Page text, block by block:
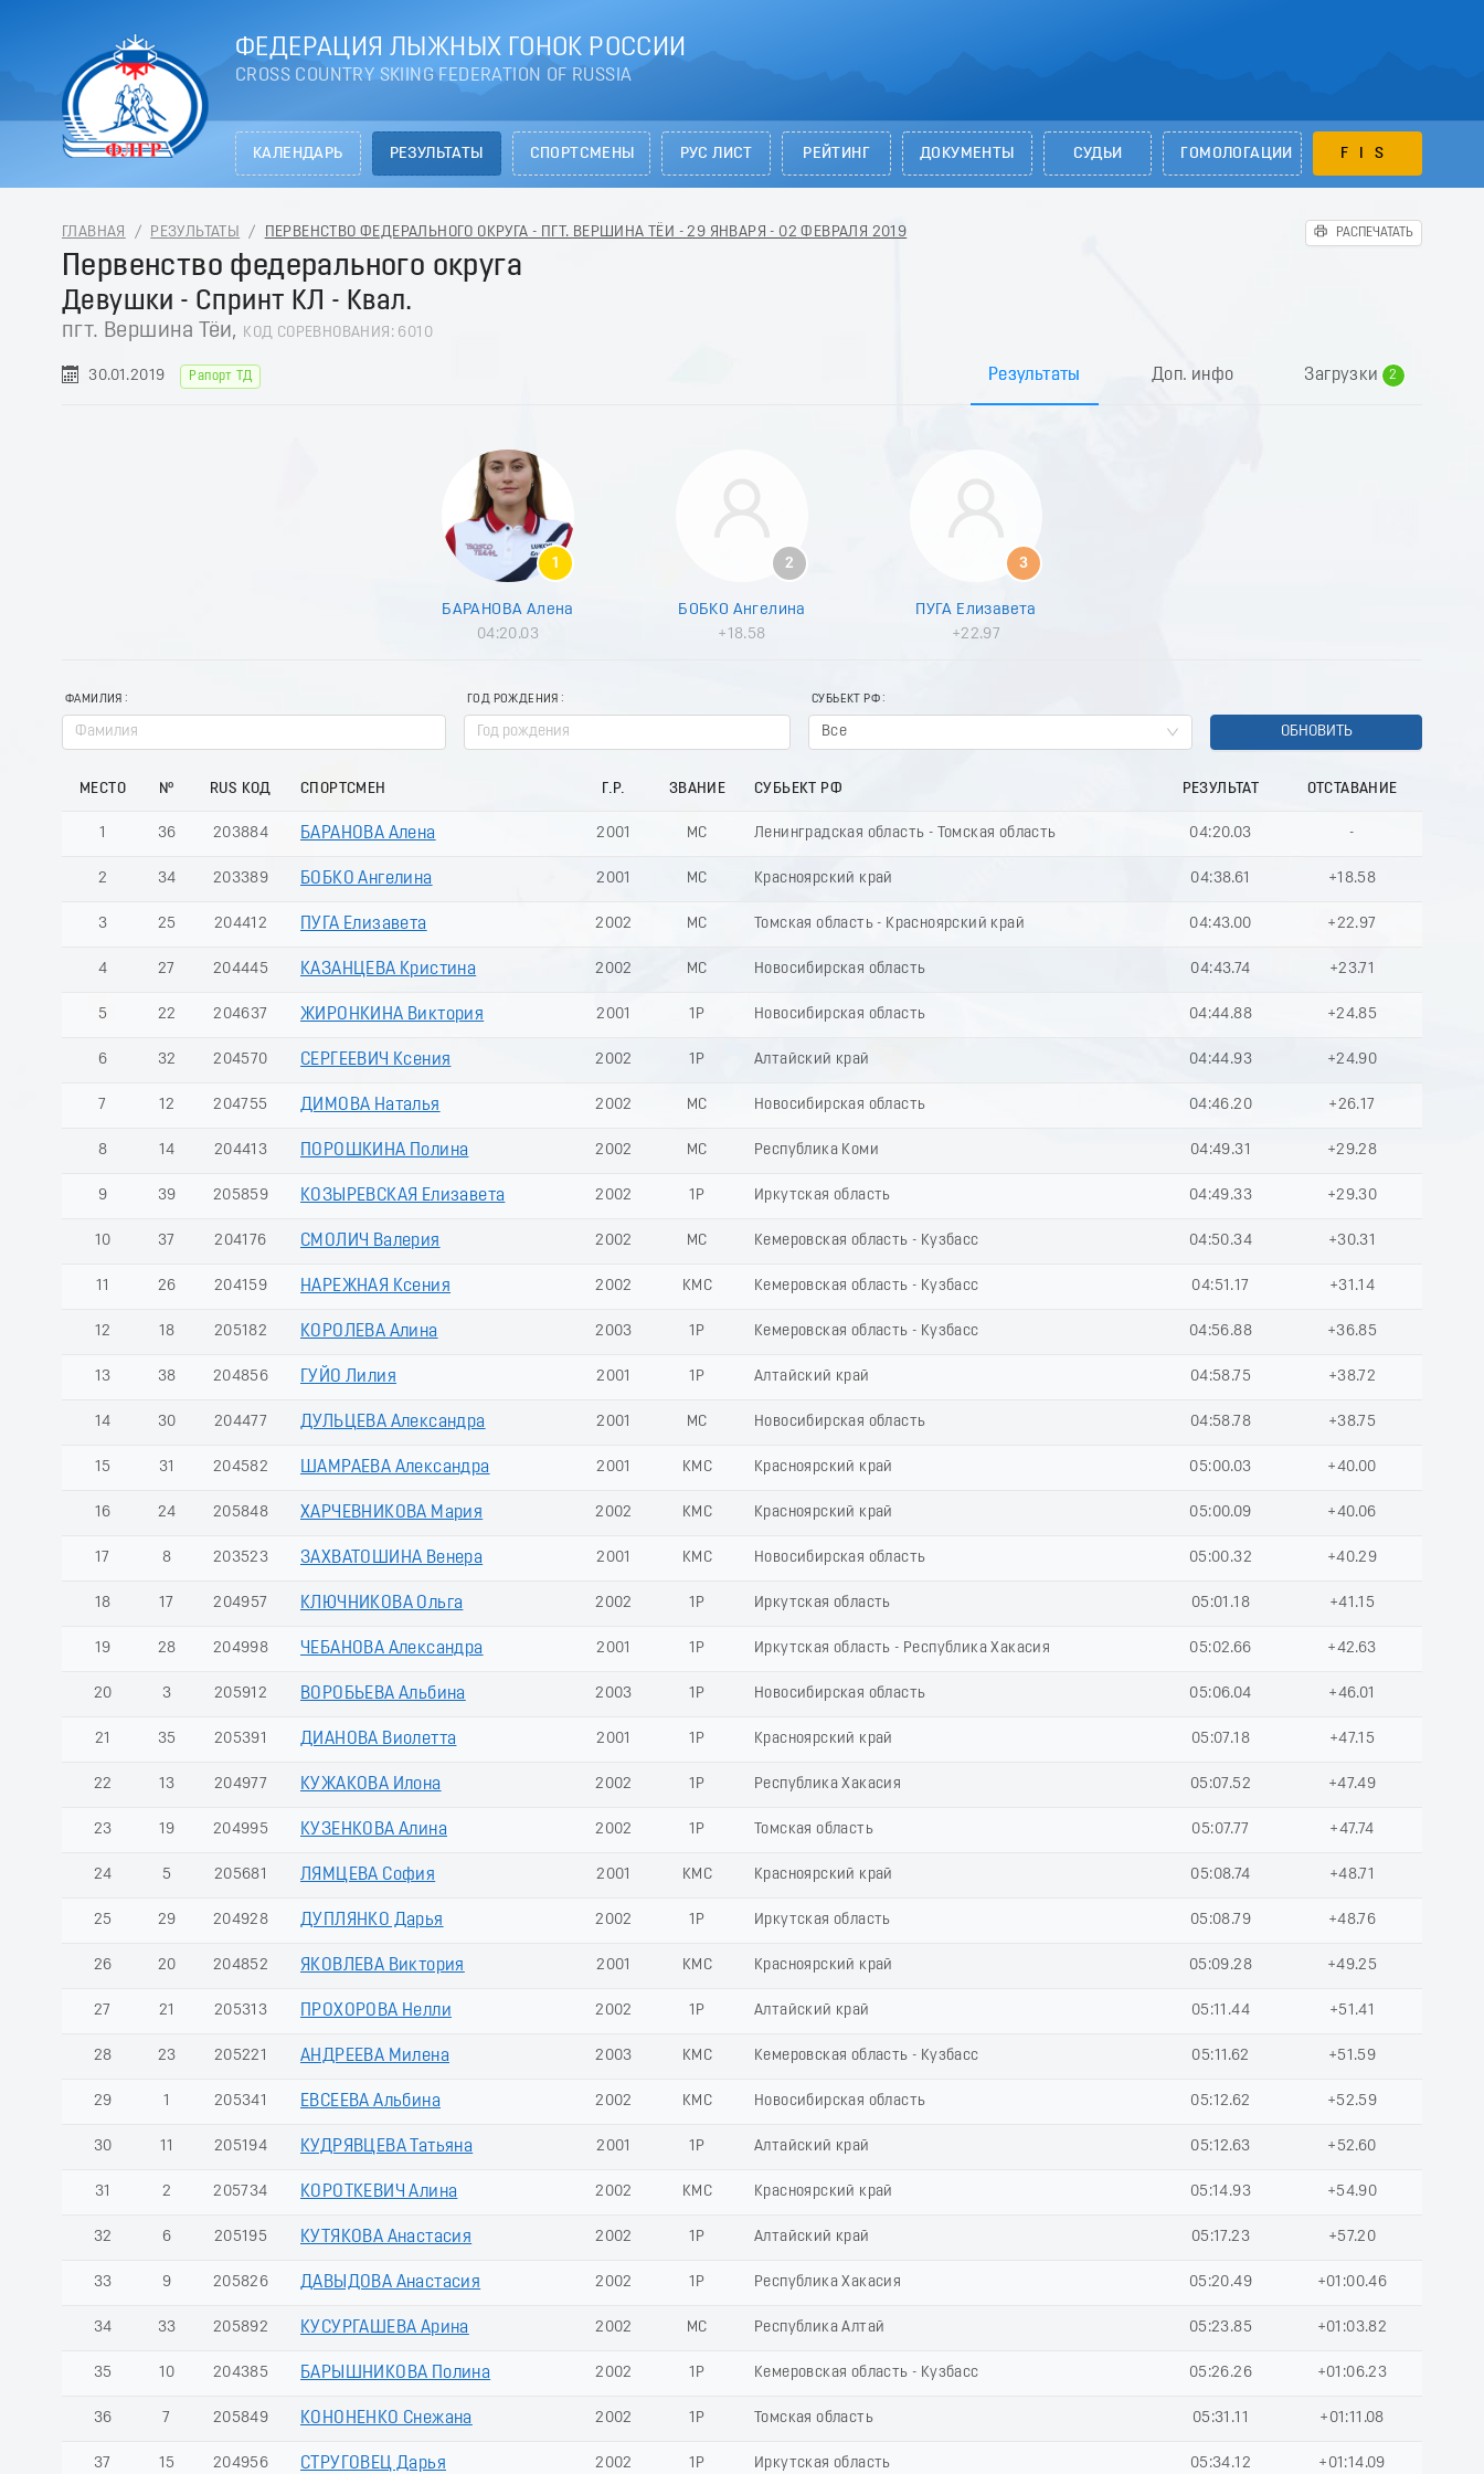
ФЕДЕРАЦИЯ ЛЫЖНЫХ ГОНОК РОССИИ
CROSS COUNTRY SKIING FEDERATION OF RUSSIA
КАЛЕНДАРЬ РЕЗУЛЬТАТЫ СПОРТСМЕНЫ РУС ЛИСТ РЕЙТИНГ ДОКУМЕНТЫ СУДЬИ ГОМОЛОГАЦИИ FIS
ГЛАВНАЯ / РЕЗУЛЬТАТЫ / ПЕРВЕНСТВО ФЕДЕРАЛЬНОГО ОКРУГА - ПГТ. ВЕРШИНА ТЁИ - 29 ЯНВАРЯ - 02 ФЕВРАЛЯ 2019 РАСПЕЧАТАТЬ
Первенство федерального округа
Девушки - Спринт КЛ - Квал.
пгт. Вершина Тёи, КОД СОРЕВНОВАНИЯ: 6010
30.01.2019 Рапорт ТД Результаты Доп. инфо Загрузки
2
9
1
1
БАРАНОВА Алена
04:20.03
2
БОБКО Ангелина
+18.58
3
ПУГА Елизавета
+22.97
ФАМИЛИЯ ГОД РОЖДЕНИЯ СУБЬЕКТ РФ
Все ОБНОВИТЬ
МЕСТО № RUS КОД СПОРТСМЕН Г.Р. ЗВАНИЕ СУБЬЕКТ РФ РЕЗУЛЬТАТ ОТСТАВАНИЕ
1 36 203884 БАРАНОВА Алена 2001 МС Ленинградская область - Томская область 04:20.03 -
2 34 203389 БОБКО Ангелина 2001 МС Красноярский край 04:38.61 +18.58
3 25 204412 ПУГА Елизавета 2002 МС Томская область - Красноярский край 04:43.00 +22.97
4 27 204445 КАЗАНЦЕВА Кристина 2002 МС Новосибирская область 04:43.74 +23.71
5 22 204637 ЖИРОНКИНА Виктория 2001 1Р Новосибирская область 04:44.88 +24.85
6 32 204570 СЕРГЕЕВИЧ Ксения 2002 1Р Алтайский край 04:44.93 +24.90
7 12 204755 ДИМОВА Наталья 2002 МС Новосибирская область 04:46.20 +26.17
8 14 204413 ПОРОШКИНА Полина 2002 МС Республика Коми 04:49.31 +29.28
9 39 205859 КОЗЫРЕВСКАЯ Елизавета 2002 1Р Иркутская область 04:49.33 +29.30
10 37 204176 СМОЛИЧ Валерия 2002 МС Кемеровская область - Кузбасс 04:50.34 +30.31
11 26 204159 НАРЕЖНАЯ Ксения 2002 КМС Кемеровская область - Кузбасс 04:51.17 +31.14
12 18 205182 КОРОЛЕВА Алина 2003 1Р Кемеровская область - Кузбасс 04:56.88 +36.85
13 38 204856 ГУЙО Лилия 2001 1Р Алтайский край 04:58.75 +38.72
14 30 204477 ДУЛЬЦЕВА Александра 2001 МС Новосибирская область 04:58.78 +38.75
15 31 204582 ШАМРАЕВА Александра 2001 КМС Красноярский край 05:00.03 +40.00
16 24 205848 ХАРЧЕВНИКОВА Мария 2002 КМС Красноярский край 05:00.09 +40.06
17 8 203523 ЗАХВАТОШИНА Венера 2001 КМС Новосибирская область 05:00.32 +40.29
18 17 204957 КЛЮЧНИКОВА Ольга 2002 1Р Иркутская область 05:01.18 +41.15
19 28 204998 ЧЕБАНОВА Александра 2001 1Р Иркутская область - Республика Хакасия 05:02.66 +42.63
20 3 205912 ВОРОБЬЕВА Альбина 2003 1Р Новосибирская область 05:06.04 +46.01
21 35 205391 ДИАНОВА Виолетта 2001 1Р Красноярский край 05:07.18 +47.15
22 13 204977 КУЖАКОВА Илона 2002 1Р Республика Хакасия 05:07.52 +47.49
23 19 204995 КУЗЕНКОВА Алина 2002 1Р Томская область 05:07.77 +47.74
24 5 205681 ЛЯМЦЕВА София 2001 КМС Красноярский край 05:08.74 +48.71
25 29 204928 ДУПЛЯНКО Дарья 2002 1Р Иркутская область 05:08.79 +48.76
26 20 204852 ЯКОВЛЕВА Виктория 2001 КМС Красноярский край 05:09.28 +49.25
27 21 205313 ПРОХОРОВА Нелли 2002 1Р Алтайский край 05:11.44 +51.41
28 23 205221 АНДРЕЕВА Милена 2003 КМС Кемеровская область - Кузбасс 05:11.62 +51.59
29 1 205341 ЕВСЕЕВА Альбина 2002 КМС Новосибирская область 05:12.62 +52.59
30 11 205194 КУДРЯВЦЕВА Татьяна 2001 1Р Алтайский край 05:12.63 +52.60
31 2 205734 КОРОТКЕВИЧ Алина 2002 КМС Красноярский край 05:14.93 +54.90
32 6 205195 КУТЯКОВА Анастасия 2002 1Р Алтайский край 05:17.23 +57.20
33 9 205826 ДАВЫДОВА Анастасия 2002 1Р Республика Хакасия 05:20.49 +01:00.46
34 33 205892 КУСУРГАШЕВА Арина 2002 МС Республика Алтай 05:23.85 +01:03.82
35 10 204385 БАРЫШНИКОВА Полина 2002 1Р Кемеровская область - Кузбасс 05:26.26 +01:06.23
36 7 205849 КОНОНЕНКО Снежана 2002 1Р Томская область 05:31.11 +01:11.08
37 15 204956 СТРУГОВЕЦ Дарья 2002 1Р Иркутская область 05:34.12 +01:14.09